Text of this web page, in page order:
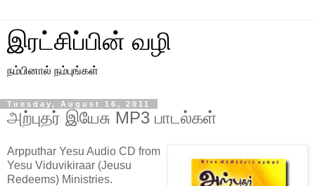
இரட்சிப்பின் வழி
நம்பினால் நம்புங்கள்
Tuesday, August 16, 2011
அற்புதர் இயேசு MP3 பாடல்கள்
Arpputhar Yesu Audio CD from
Yesu Viduvikiraar (Jeusu
Redeems) Ministries.